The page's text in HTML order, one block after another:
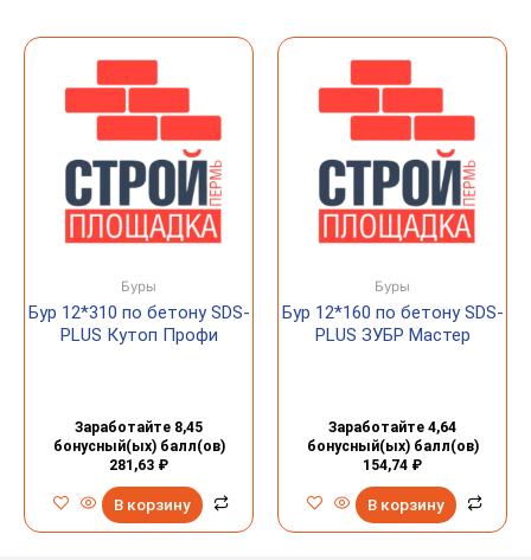
Буры
Бур 12*310 по бетону SDS-
PLUS Кутоп Профи
Заработайте 8,45
бонусный(ых) балл(ов)
281,63 ₽
В корзину
Буры
Бур 12*160 по бетону SDS-
PLUS ЗУБР Мастер
Заработайте 4,64
бонусный(ых) балл(ов)
154,74 ₽
В корзину